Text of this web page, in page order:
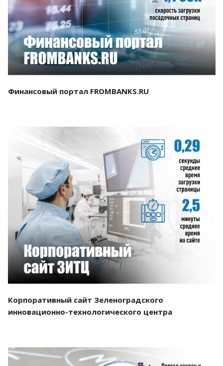
Смотреть проект
Финансовый портал FROMBANKS.RU
Смотреть проект
Корпоративный сайт Зеленоградского
инновационно-технологического центра